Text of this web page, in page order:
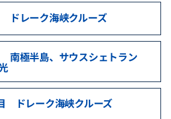
ドレーク海峡クルーズ
南極半島、サウスシェトラン
ドレーク海峡クルーズ